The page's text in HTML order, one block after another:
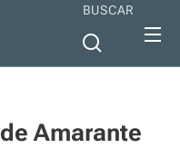
BUSCAR
Amarante